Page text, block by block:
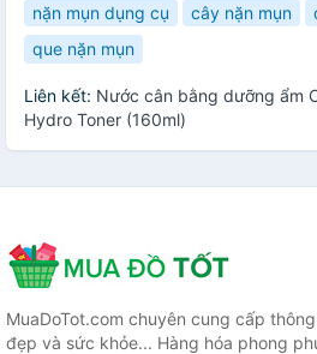
nặn mụn dụng cụ
cây nặn mụn
que nặn mụn
Liên kết: Nước cân bằng dưỡng ẩm
Hydro Toner (160ml)
MuaDoTot.com chuyên cung cấp
đẹp và sức khỏe... Hàng hóa phong